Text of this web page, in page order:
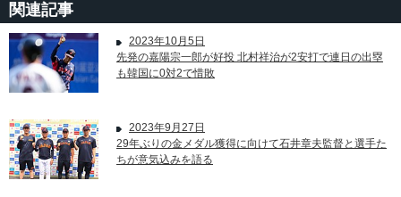
関連記事
2023年10月5日
先発の嘉陽宗一郎が好投 北村祥治が2安打で連日の出塁
も韓国に0対2で惜敗
2023年9月27日
29年ぶりの金メダル獲得に向けて石井章夫監督と選手た
ちが意気込みを語る